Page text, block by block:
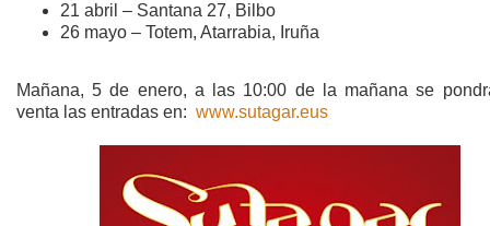
21 abril – Santana 27, Bilbo
26 mayo – Totem, Atarrabia, Iruña
Mañana, 5 de enero, a las 10:00 de la mañana se
venta las entradas en: www.sutagar.eus